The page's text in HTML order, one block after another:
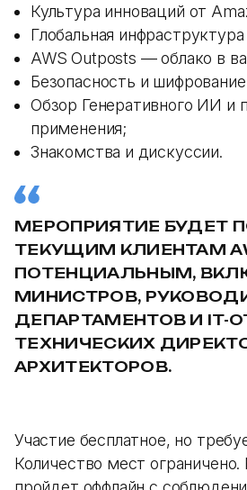
Культура инноваций от
Глобальная
AWS Outposts — облако в
Безопасность и
Обзор Генеративного ИИ и
применения;
Знакомства и дискуссии.
МЕРОПРИЯТИЕ БУДЕТ
ТЕКУЩИМ КЛИЕНТАМ
ПОТЕНЦИАЛЬНЫМ,
МИНИСТРОВ,
ДЕПАРТАМЕНТОВ И IT-
ТЕХНИЧЕСКИХ
АРХИТЕКТОРОВ.
Участие бесплатное, но
Количество мест